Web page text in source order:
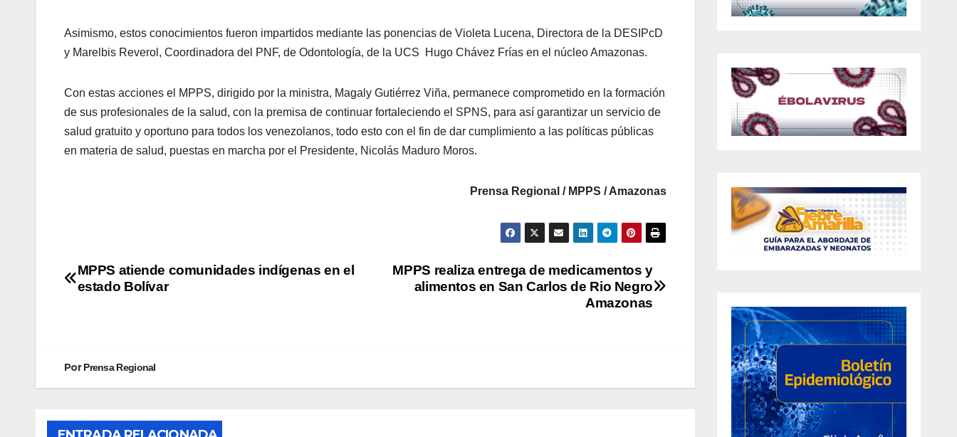
Asimismo, estos conocimientos fueron impartidos mediante las ponencias de Violeta Lucena, Directora de la DESIPcD
y Marelbis Reverol, Coordinadora del PNF, de Odontología, de la UCS Hugo Chávez Frías en el núcleo Amazonas.
Con estas acciones el MPPS, dirigido por la ministra, Magaly Gutiérrez Viña, permanece comprometido en la formación
de sus profesionales de la salud, con la premisa de continuar fortaleciendo el SPNS, para así garantizar un servicio de
salud gratuito y oportuno para todos los venezolanos, todo esto con el fin de dar cumplimiento a las políticas públicas
en materia de salud, puestas en marcha por el Presidente, Nicolás Maduro Moros.
Prensa Regional / MPPS / Amazonas
MPPS realiza entrega de medicamentos y
alimentos en San Carlos de Rio Negro
Amazonas
MPPS atiende comunidades indígenas en el
estado Bolívar
PorPrensa Regional